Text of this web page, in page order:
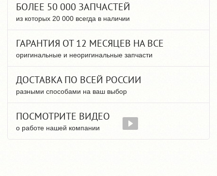
БОЛЕЕ 50 000 ЗАПЧАСТЕЙ
из которых 20 000 всегда в наличии
ГАРАНТИЯ ОТ 12 МЕСЯЦЕВ НА ВСЕ
оригинальные и неоригинальные запчасти
ДОСТАВКА ПО ВСЕЙ РОССИИ
разными способами на ваш выбор
ПОСМОТРИТЕ ВИДЕО
о работе нашей компании